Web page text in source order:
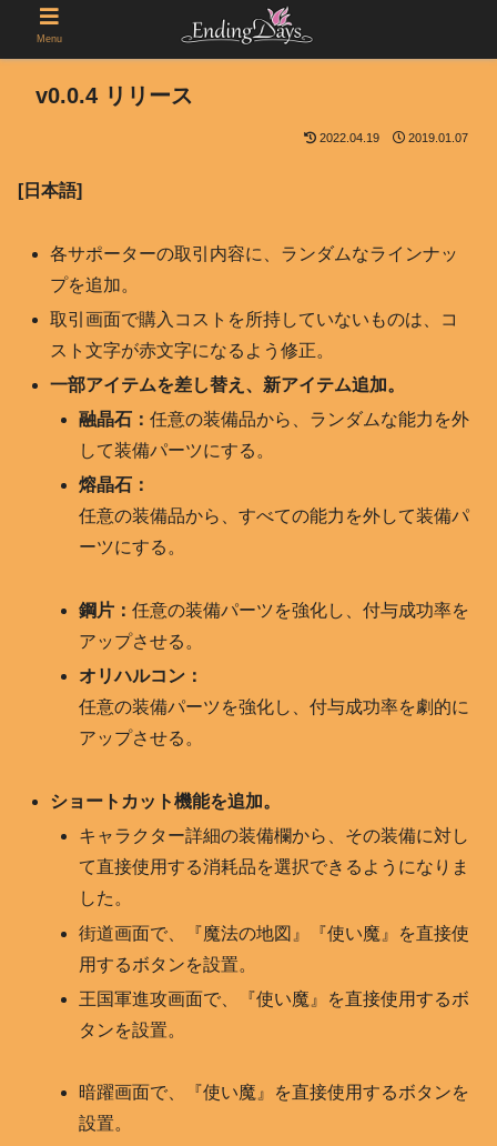
v0.0.4 リリース
2022.04.19 2019.01.07
[日本語]
各サポーターの取引内容に、ランダムなラインナッ
プを追加。
取引画面で購入コストを所持していないものは、コ
スト文字が赤文字になるよう修正。
一部アイテムを差し替え、新アイテム追加。
融晶石：任意の装備品から、ランダムな能力を外
して装備パーツにする。
熔晶石：
任意の装備品から、すべての能力を外して装備パ
ーツにする。
鋼片：任意の装備パーツを強化し、付与成功率を
アップさせる。
オリハルコン：
任意の装備パーツを強化し、付与成功率を劇的に
アップさせる。
ショートカット機能を追加。
キャラクター詳細の装備欄から、その装備に対し
て直接使用する消耗品を選択できるようになりま
した。
街道画面で、『魔法の地図』『使い魔』を直接使
用するボタンを設置。
王国軍進攻画面で、『使い魔』を直接使用するボ
タンを設置。
暗躍画面で、『使い魔』を直接使用するボタンを
設置。
Menu